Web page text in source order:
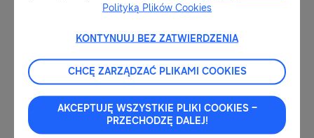
71 nagród i wyróżnień iF
Design dla firmy Samsung
19-04-2022
Polityką Plików Cookies
KONTYNUUJ BEZ ZATWIERDZENIA
CHCĘ ZARZĄDZAĆ PLIKAMI COOKIES
AKCEPTUJĘ WSZYSTKIE PLIKI COOKIES –
PRZECHODZĘ DALEJ!